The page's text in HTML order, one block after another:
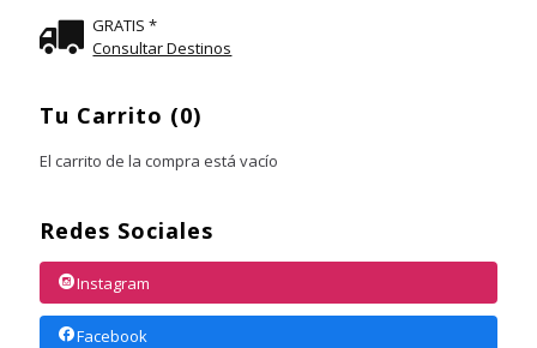
GRATIS *
Consultar Destinos
Tu Carrito (0)
El carrito de la compra está vacío
Redes Sociales
Instagram
Facebook